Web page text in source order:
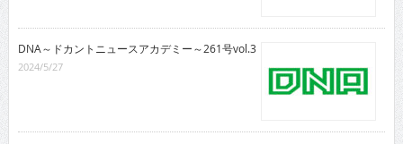
DNA～ドカントニュースアカデミー～261号vol.3
2024/5/27